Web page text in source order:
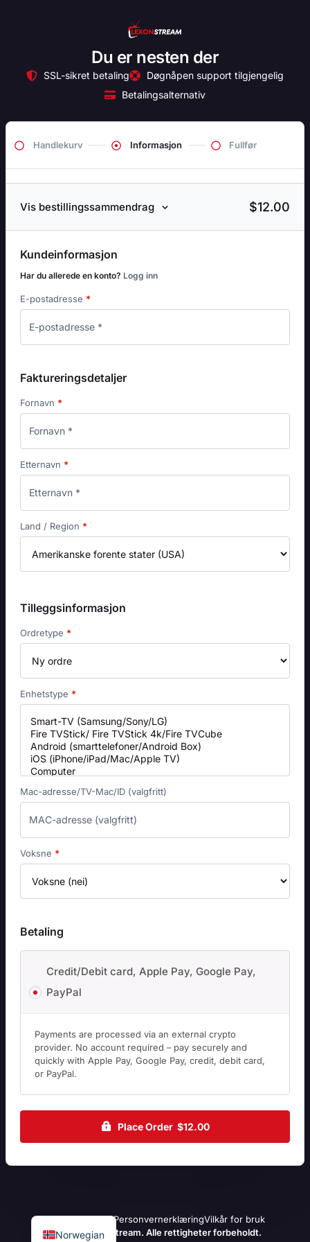
Du er nesten der
SSL-sikret betaling
Døgnåpen support tilgjengelig
Betalingsalternativ
Handlekurv Informasjon Fullfør
Vis bestillingssammendrag $12.00
Kundeinformasjon
Har du allerede en konto? Logg inn
E-postadresse *
Faktureringsdetaljer
Fornavn *
Etternavn *
Land / Region *
Tilleggsinformasjon
Ordretype *
Enhetstype *
Mac-adresse/TV-Mac/ID (valgfritt)
Voksne *
Betaling
Credit/Debit card, Apple Pay, Google Pay,
PayPal
Payments are processed via an external crypto
provider. No account required – pay securely and
quickly with Apple Pay, Google Pay, credit, debit card,
or PayPal.
Place Order $12.00
RefusjonspolicyPersonvernerklæringVilkår for bruk
© 2025 LexonStream. Alle rettigheter forbeholdt.
Norwegian